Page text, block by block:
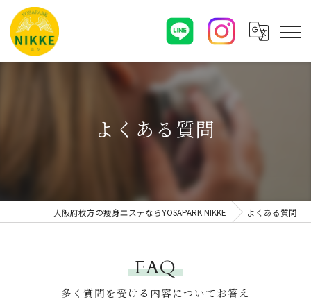
よくある質問
大阪府枚方の痩身エステならYOSAPARK NIKKE よくある質問
多く質問を受ける内容についてお答え
FAQ